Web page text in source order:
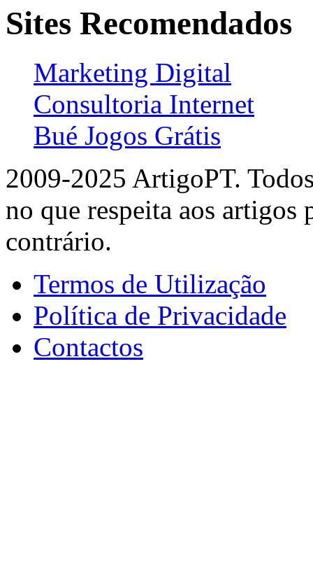
Sites Recomendados
Marketing Digital
Consultoria Internet
Bué Jogos Grátis
2009-2025 ArtigoPT.
no que respeita aos artigos
contrário.
Termos de Utilização
Política de Privacidade
Contactos